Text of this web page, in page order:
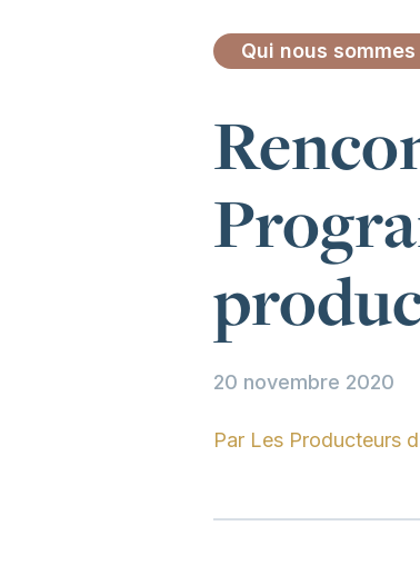
Qui nous sommes
20 novembre 2020
Par Les Producteurs